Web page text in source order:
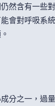
然含有一些
會對呼吸系
分之一，過